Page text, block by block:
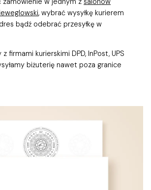
, wybrać wysyłkę kurierem
bądź odebrać przesyłkę w
firmami kurierskimi DPD, InPost, UPS
biżuterię nawet poza granice